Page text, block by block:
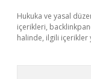
Hukuka ve yasal
içerikleri,
halinde, ilgili içerikler